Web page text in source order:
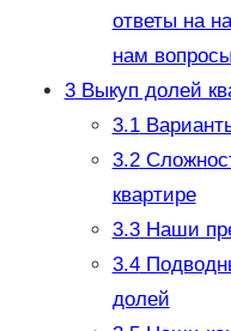
ответы на
нам
3Выкуп долей
3.1
3.2
квартире
3.3Наши
3.4
долей